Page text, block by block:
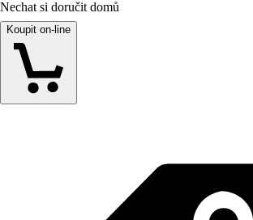
Nechat si doručit domů
Koupit on-line